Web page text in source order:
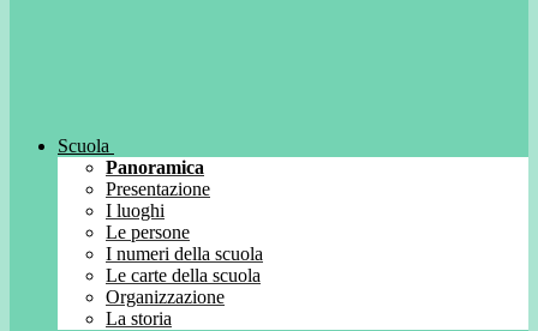
Scuola
Panoramica
Presentazione
I luoghi
Le persone
I numeri della scuola
Le carte della scuola
Organizzazione
La storia